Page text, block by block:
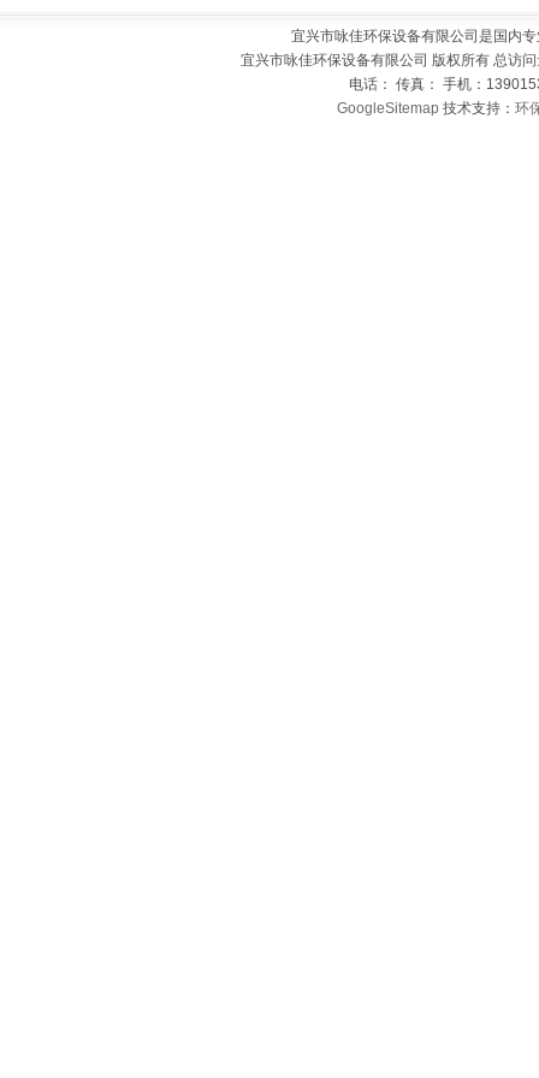
宜兴市咏佳环保设备有限公司是国内
宜兴市咏佳环保设备有限公司 版权所有 总访
电话： 传真： 手机：
GoogleSitemap 技术支持： 环